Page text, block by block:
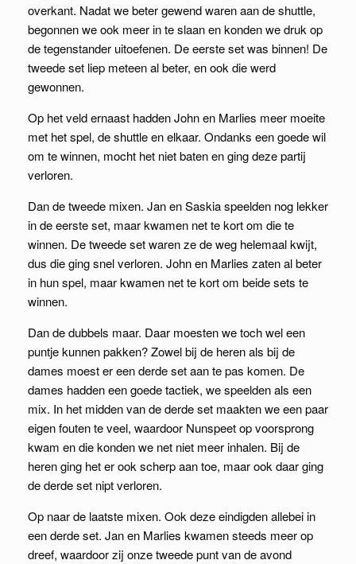
overkant. Nadat we beter gewend waren aan de shuttle,
begonnen we ook meer in te slaan en konden we druk op
de tegenstander uitoefenen. De eerste set was binnen! De
tweede set liep meteen al beter, en ook die werd
gewonnen.
Op het veld ernaast hadden John en Marlies meer moeite
met het spel, de shuttle en elkaar. Ondanks een goede wil
om te winnen, mocht het niet baten en ging deze partij
verloren.
Dan de tweede mixen. Jan en Saskia speelden nog lekker
in de eerste set, maar kwamen net te kort om die te
winnen. De tweede set waren ze de weg helemaal kwijt,
dus die ging snel verloren. John en Marlies zaten al beter
in hun spel, maar kwamen net te kort om beide sets te
winnen.
Dan de dubbels maar. Daar moesten we toch wel een
puntje kunnen pakken? Zowel bij de heren als bij de
dames moest er een derde set aan te pas komen. De
dames hadden een goede tactiek, we speelden als een
mix. In het midden van de derde set maakten we een paar
eigen fouten te veel, waardoor Nunspeet op voorsprong
kwam en die konden we net niet meer inhalen. Bij de
heren ging het er ook scherp aan toe, maar ook daar ging
de derde set nipt verloren.
Op naar de laatste mixen. Ook deze eindigden allebei in
een derde set. Jan en Marlies kwamen steeds meer op
dreef, waardoor zij onze tweede punt van de avond